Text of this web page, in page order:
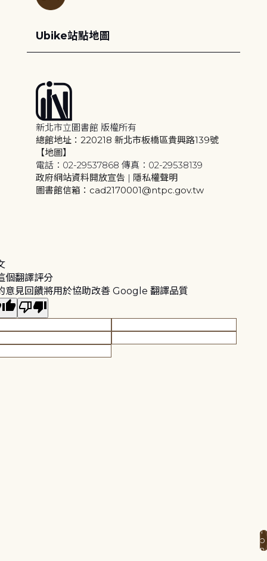
Ubike站點地圖
新北市立圖書館 版權所有
總館地址：220218 新北市板橋區貴興路139號
【地圖】
電話：02-29537868 傳真：02-29538139
政府網站資料開放宣告 | 隱私權聲明
圖書館信箱：cad2170001@ntpc.gov.tw
個翻譯評分
意見回饋將用於協助改善 Google 翻譯品質